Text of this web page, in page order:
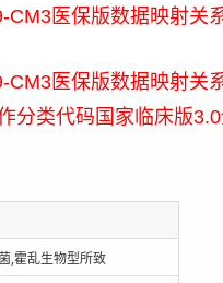
CM3医保版数据映射关
CM3医保版数据映射关
分类代码国家临床版
,霍乱生物型所致